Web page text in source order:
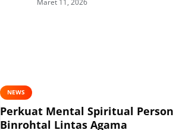
Maret 11, 2026
NEWS
Perkuat Mental Spiritual
Binrohtal Lintas Agama